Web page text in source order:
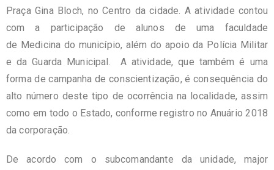
Praça Gina Bloch, no Centro da cidade. A atividade contou
com a participação de alunos de uma faculdade
de Medicina do município, além do apoio da Polícia Militar
e da Guarda Municipal. A atividade, que também é uma
forma de campanha de conscientização, é consequência do
alto número deste tipo de ocorrência na localidade, assim
como em todo o Estado, conforme registro no Anuário 2018
da corporação.
De acordo com o subcomandante da unidade, major